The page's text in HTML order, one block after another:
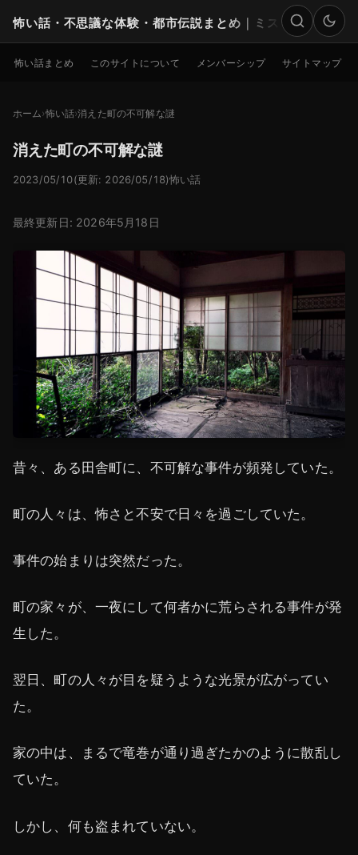
怖い話・不思議な体験・都市伝説まとめ｜ミステリー
検索
怖い話まとめ このサイトについて メンバーシップ サイトマップ
ホーム 怖い話 消えた町の不可解な謎
消えた町の不可解な謎
2023/05/10(更新: 2026/05/18)怖い話
最終更新日: 2026年5月18日
昔々、ある田舎町に、不可解な事件が頻発していた。
町の人々は、怖さと不安で日々を過ごしていた。
事件の始まりは突然だった。
町の家々が、一夜にして何者かに荒らされる事件が発
生した。
翌日、町の人々が目を疑うような光景が広がってい
た。
家の中は、まるで竜巻が通り過ぎたかのように散乱し
ていた。
しかし、何も盗まれていない。